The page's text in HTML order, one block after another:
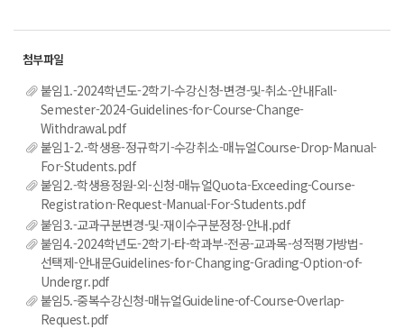
붙임1.-2024학년도-2학기-수강신청-변경-및-취소-안내Fall-
Semester-2024-Guidelines-for-Course-Change-
Withdrawal.pdf
붙임1-2.-학생용-정규학기-수강취소-매뉴얼Course-Drop-Manual-
For-Students.pdf
붙임2.-학생용정원-외-신청-매뉴얼Quota-Exceeding-Course-
Registration-Request-Manual-For-Students.pdf
붙임3.-교과구분변경-및-재이수구분정정-안내.pdf
붙임4.-2024학년도-2학기-타-학과부-전공-교과목-성적평가방법-
선택제-안내문Guidelines-for-Changing-Grading-Option-of-
Undergr.pdf
붙임5.-중복수강신청-매뉴얼Guideline-of-Course-Overlap-
Request.pdf